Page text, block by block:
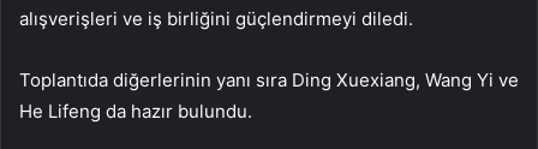
alışverişleri ve iş birliğini güçlendirmeyi diledi.
Toplantıda diğerlerinin yanı sıra Ding Xuexiang, Wang Yi ve
He Lifeng da hazır bulundu.